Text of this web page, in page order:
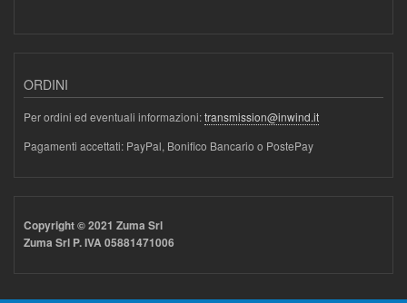
ORDINI
Per ordini ed eventuali informazioni:transmission@inwind.it
Pagamenti accettati: PayPal, Bonifico Bancario o PostePay
Copyright © 2021 Zuma Srl
Zuma Srl P. IVA 05881471006